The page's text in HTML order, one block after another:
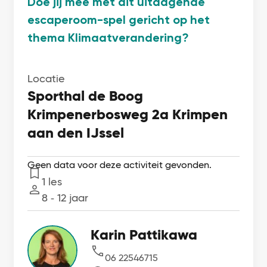
escaperoom-spel gericht op het
thema Klimaatverandering?
Locatie
Sporthal de Boog
Krimpenerbosweg 2a Krimpen
aan den IJssel
Geen data voor deze activiteit gevonden.
Lessen
1 les
Leeftijd
8 ‐ 12 jaar
Karin Pattikawa
06 22546715